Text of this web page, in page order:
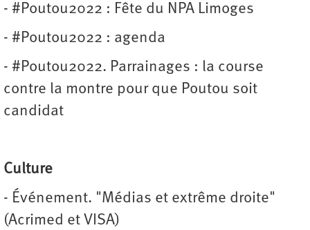
- #Poutou2022 : Fête du NPA Limoges
- #Poutou2022 : agenda
- #Poutou2022. Parrainages : la course
contre la montre pour que Poutou soit
candidat
Culture
- Événement. "Médias et extrême droite"
(Acrimed et VISA)